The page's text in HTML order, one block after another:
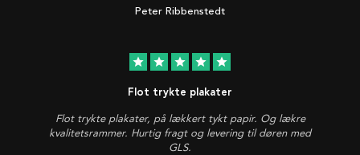
Peter Ribbenstedt
star star star star star
Flot trykte plakater
Flot trykte plakater, på lækkert tykt papir. Og lækre
kvalitetsrammer. Hurtig fragt og levering til døren med
GLS.